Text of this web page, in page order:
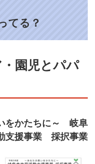
てる？
園児とパパ
をかたちに～ 岐阜
支援事業 採択事業